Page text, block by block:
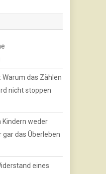
Warum das Zählen
nicht stoppen
Kindern weder
gar das Überleben
eines